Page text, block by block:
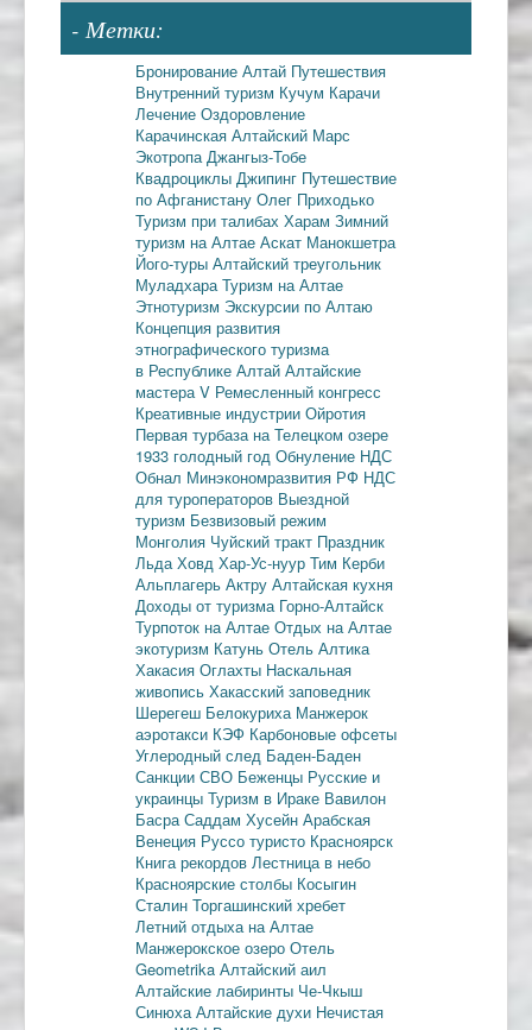
- Метки:
Бронирование Алтай Путешествия
Внутренний туризм Кучум Карачи
Лечение Оздоровление
Карачинская Алтайский Марс
Экотропа Джангыз-Тобе
Квадроциклы Джипинг Путешествие
по Афганистану Олег Приходько
Туризм при талибах Харам Зимний
туризм на Алтае Аскат Манокшетра
Його-туры Алтайский треугольник
Муладхара Туризм на Алтае
Этнотуризм Экскурсии по Алтаю
Концепция развития
этнографического туризма
в Республике Алтай Алтайские
мастера V Ремесленный конгресс
Креативные индустрии Ойротия
Первая турбаза на Телецком озере
1933 голодный год Обнуление НДС
Обнал Минэкономразвития РФ НДС
для туроператоров Выездной
туризм Безвизовый режим
Монголия Чуйский тракт Праздник
Льда Ховд Хар-Ус-нуур Тим Керби
Альплагерь Актру Алтайская кухня
Доходы от туризма Горно-Алтайск
Турпоток на Алтае Отдых на Алтае
экотуризм Катунь Отель Алтика
Хакасия Оглахты Наскальная
живопись Хакасский заповедник
Шерегеш Белокуриха Манжерок
аэротакси КЭФ Карбоновые офсеты
Углеродный след Баден-Баден
Санкции СВО Беженцы Русские и
украинцы Туризм в Ираке Вавилон
Басра Саддам Хусейн Арабская
Венеция Руссо туристо Красноярск
Книга рекордов Лестница в небо
Красноярские столбы Косыгин
Сталин Торгашинский хребет
Летний отдыха на Алтае
Манжерокское озеро Отель
Geometrika Алтайский аил
Алтайские лабиринты Че-Чкыш
Синюха Алтайские духи Нечистая